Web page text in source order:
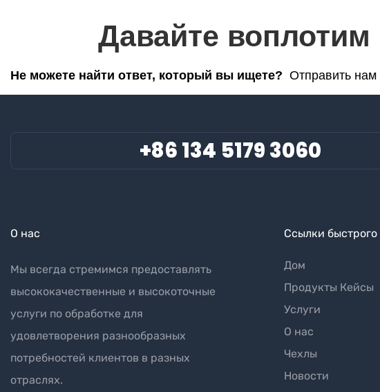
Давайте
Не можете найти ответ, который вы ищете? Отправить нам
+86 134 5179 3060
О нас
Мы всегда стремимся предоставлять
высококачественные и высокоточные
услуги по обработке для
удовлетворения разнообразных
потребностей клиентов в разных
отраслях.
Ссылки быстрого
Дом
Продукты Кейсы
Услуги
О нас
Чехлы
Новости